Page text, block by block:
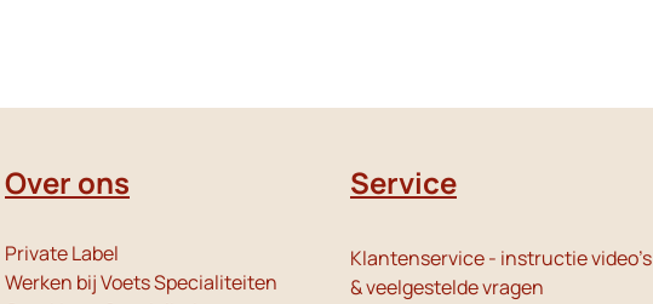
Over ons
Private Label
Werken bij Voets Specialiteiten
Service
Klantenservice - instructie video's
& veelgestelde vragen